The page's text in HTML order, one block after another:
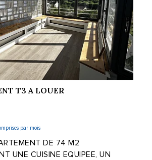
T3 A LOUER
par mois
DE 74 M2
UNE CUISINE EQUIPEE, UN